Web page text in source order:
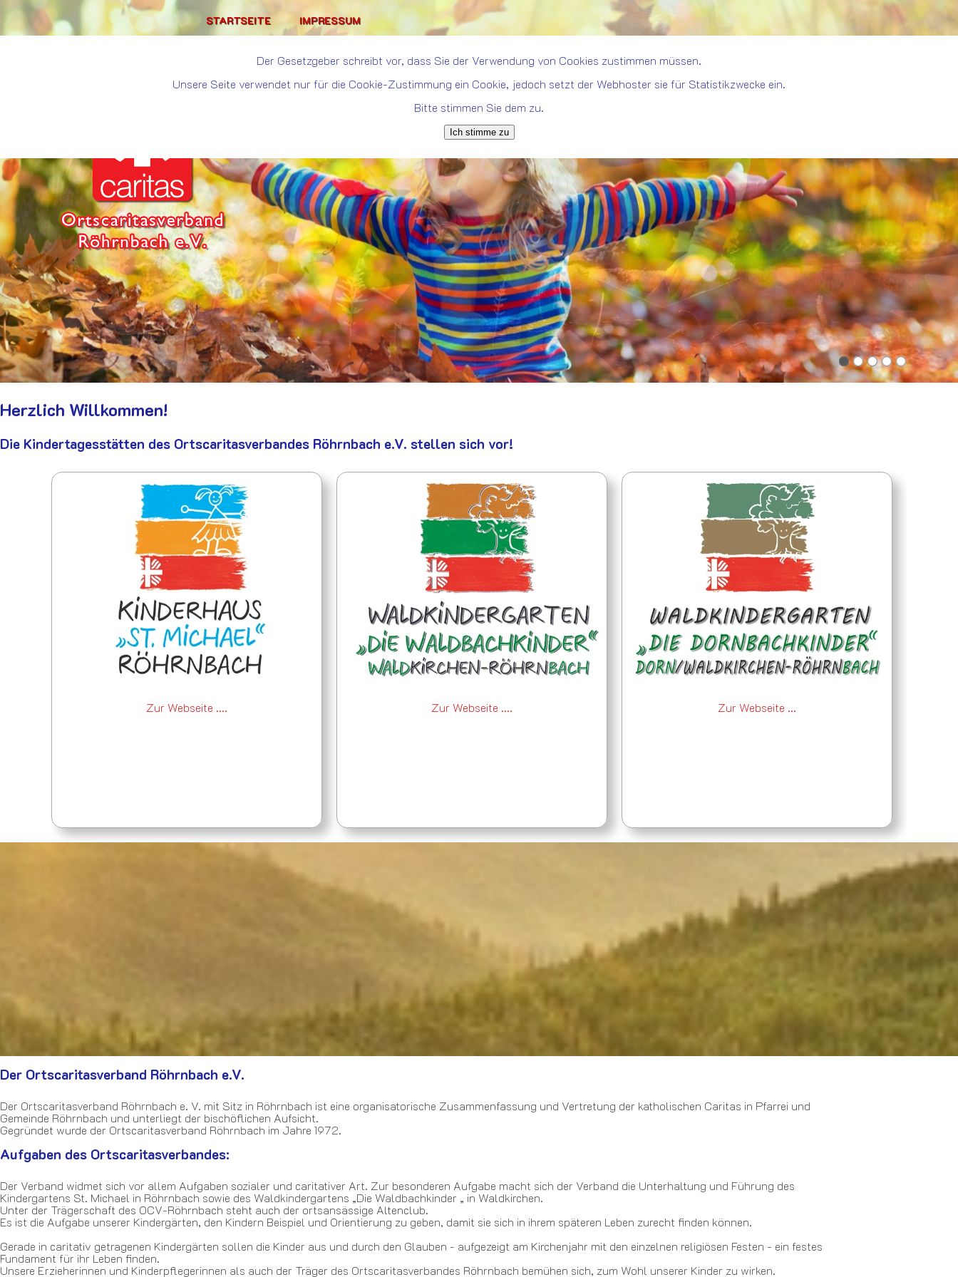
Der Gesetzgeber schreibt vor, dass Sie der Verwendung von Cookies zustimmen müssen.
Unsere Seite verwendet nur für die Cookie-Zustimmung ein Cookie, jedoch setzt der Webhoster sie für Statistikzwecke ein.
Bitte stimmen Sie dem zu.
STARTSEITE IMPRESSUM
Herzlich Willkommen!
Die Kindertagesstätten des Ortscaritasverbandes Röhrnbach e.V. stellen sich vor!
Zur Webseite .... Zur Webseite .... Zur Webseite ...
Der Ortscaritasverband Röhrnbach e.V.
Der Ortscaritasverband Röhrnbach e. V. mit Sitz in Röhrnbach ist eine organisatorische Zusammenfassung und Vertretung der katholischen Caritas in Pfarrei und
Gemeinde Röhrnbach und unterliegt der bischöflichen Aufsicht.
Gegründet wurde der Ortscaritasverband Röhrnbach im Jahre 1972.
Aufgaben des Ortscaritasverbandes:
Der Verband widmet sich vor allem Aufgaben sozialer und caritativer Art. Zur besonderen Aufgabe macht sich der Verband die Unterhaltung und Führung des
Kindergartens St. Michael in Röhrnbach sowie des Waldkindergartens „Die Waldbachkinder „ in Waldkirchen.
Unter der Trägerschaft des OCV-Röhrnbach steht auch der ortsansässige Altenclub.
Es ist die Aufgabe unserer Kindergärten, den Kindern Beispiel und Orientierung zu geben, damit sie sich in ihrem späteren Leben zurecht finden können.
Gerade in caritativ getragenen Kindergärten sollen die Kinder aus und durch den Glauben - aufgezeigt am Kirchenjahr mit den einzelnen religiösen Festen - ein festes
Fundament für ihr Leben finden.
Unsere Erzieherinnen und Kinderpflegerinnen als auch der Träger des Ortscaritasverbandes Röhrnbach bemühen sich, zum Wohl unserer Kinder zu wirken.